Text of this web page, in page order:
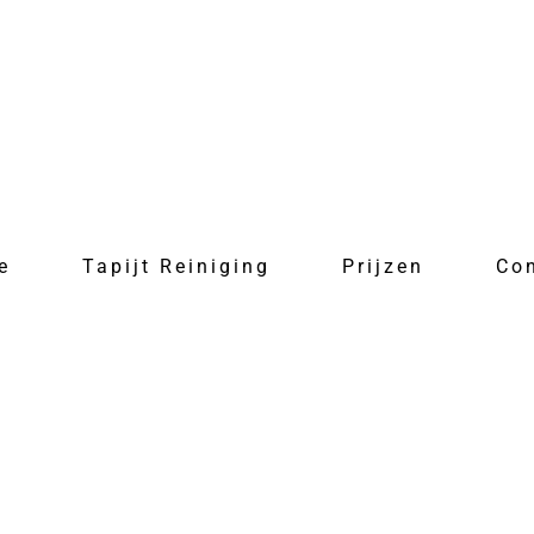
Tapijt Reiniging Prijzen